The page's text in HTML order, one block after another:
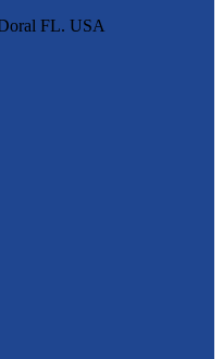
FL. USA